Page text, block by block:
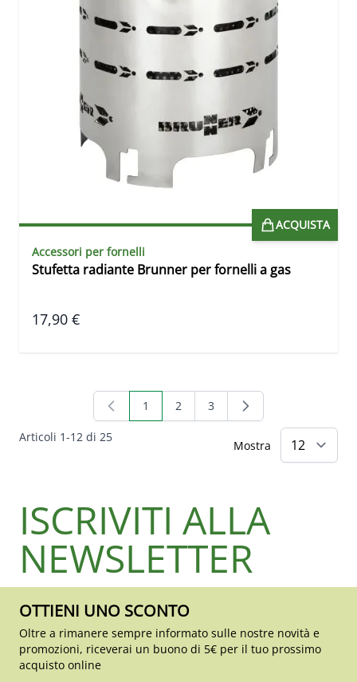
ACQUISTA
Accessori per fornelli
Stufetta radiante Brunner per fornelli a gas
17,90 €
Articoli 1-12 di 25
Attualmente stai leggendo la pagina
1 Pagina
2 Pagina
3
Mostra
ISCRIVITI ALLA
NEWSLETTER
OTTIENI UNO SCONTO
Oltre a rimanere sempre informato sulle nostre novità e
promozioni, riceverai un buono di 5€ per il tuo prossimo
acquisto online